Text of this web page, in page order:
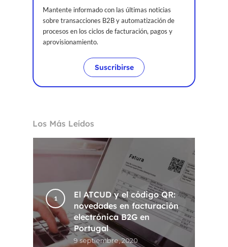
Mantente informado con las últimas noticias
sobre transacciones B2B y automatización de
procesos en los ciclos de facturación, pagos y
aprovisionamiento.
Suscribirse
Los Más Leídos
El ATCUD y el código QR:
novedades en facturación
electrónica B2G en
Portugal
9 septiembre, 2020